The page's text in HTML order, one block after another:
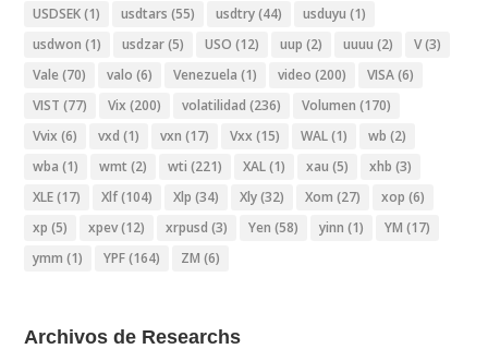
USDSEK(1) usdtars (55) usdtry(44) usduyu (1)
usdwon (1) usdzar(5) USO (12) uup (2) uuuu (2) V(3)
Vale (70) valo (6) Venezuela (1) video (200) VISA(6)
VIST (77) Vix (200) volatilidad (236) Volumen (170)
Vvix (6) vxd (1) vxn (17) Vxx (15) WAL(1) wb (2)
wba (1) wmt (2) wti (221) XAL(1) xau (5) xhb (3)
XLE(17) Xlf(104) Xlp (34) Xly(32) Xom (27) xop (6)
xp (5) xpev(12) xrpusd (3) Yen (58) yinn (1) YM (17)
ymm (1) YPF(164) ZM (6)
Archivos de Researchs